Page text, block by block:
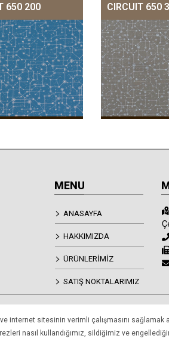
650 200 CIRCUIT 650
MENU
ANASAYFA
HAKKIMIZDA
ÜRÜNLERİMİZ
SATIŞ NOKTALARIMIZ
A.Ş. markasıdır.” Copyright 2024
internet sitesinin verimli çalışmasını
nasıl kullandığımız, sildiğimiz ve